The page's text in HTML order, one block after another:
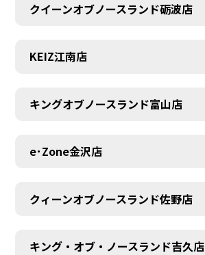
クイーンオブノースランド砺波店
KEIZ江南店
キングオブノースランド富山店
e･Zone金沢店
クィーンオブノースランド佐野店
キング・オブ・ノースランド吉久店